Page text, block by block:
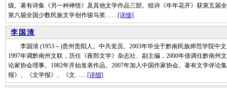
级。著有诗集《另一种禅悟》及其他文学作品三部。组诗《年年花开》获第五届
第六届全国少数民族文学创作骏马奖……[详细]
李国清
李国清 (1953～)贵州贵阳人。中共党员。2003年毕业于黔南民族师范学院中
1997年调黔南州文联，历任《夜郎文学》杂志社、副主编，2000年借调任黔南州
论家协会理事。1982年开始发表作品。2007年加入中国作家协会。著有文学评论
报》、《文学报》、《文……[详细]